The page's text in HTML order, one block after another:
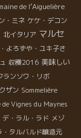
de l’Aiguelière
・ミネ ケケ・デコン
北イタリア マルセ
よろずや・ユキ子さ
収穫2016 美味しい
ランソワ・リボ
ザン Sommelière
de Vignes du Maynes
・ラル・ラド メゾ
・タルバルド醸造元